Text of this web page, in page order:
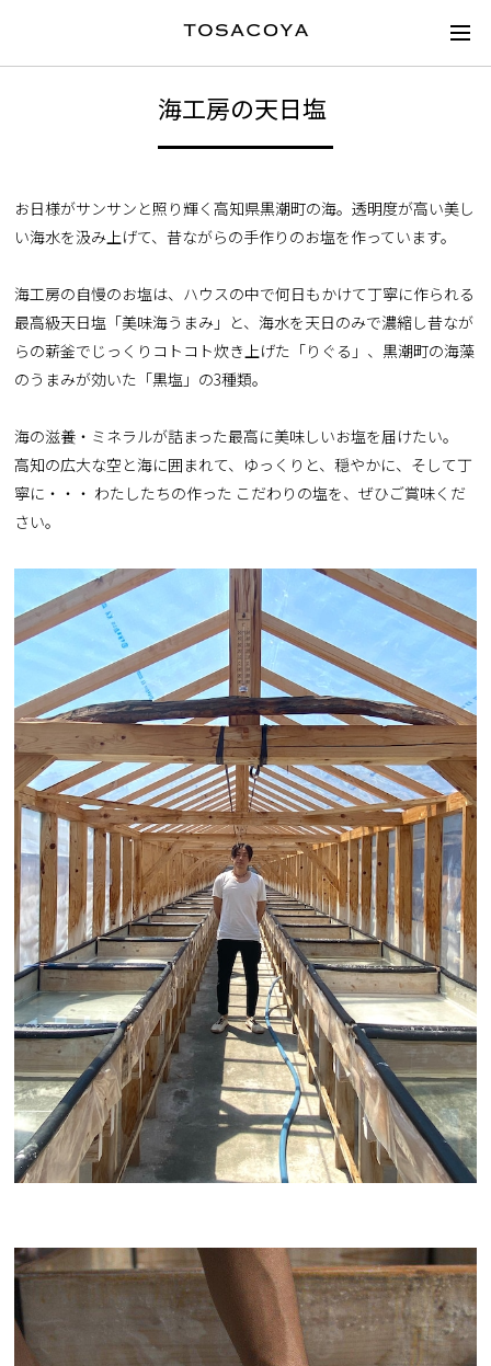
海工房の天日塩
お日様がサンサンと照り輝く高知県黒潮町の海。透明度が高い美し
い海水を汲み上げて、昔ながらの手作りのお塩を作っています。
海工房の自慢のお塩は、ハウスの中で何日もかけて丁寧に作られる
最高級天日塩「美味海うまみ」と、海水を天日のみで濃縮し昔なが
らの薪釜でじっくりコトコト炊き上げた「りぐる」、黒潮町の海藻
のうまみが効いた「黒塩」の3種類。
海の滋養・ミネラルが詰まった最高に美味しいお塩を届けたい。
高知の広大な空と海に囲まれて、ゆっくりと、穏やかに、そして丁
寧に・・・ わたしたちの作った こだわりの塩を、ぜひご賞味くだ
さい。